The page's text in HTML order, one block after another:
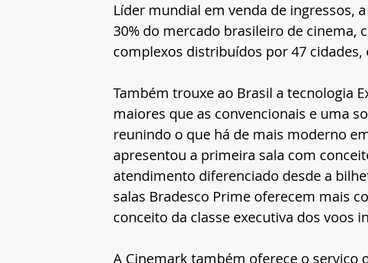
Líder mundial em venda de ingressos,
30% do mercado brasileiro de cinema,
complexos distribuídos por 47
Também trouxe ao Brasil a tecnologia
maiores que as convencionais e uma
reunindo o que há de mais moderno
apresentou a primeira sala com
atendimento diferenciado desde a
salas Bradesco Prime oferecem mais
conceito da classe executiva dos voos
A Cinemark também oferece o serviço